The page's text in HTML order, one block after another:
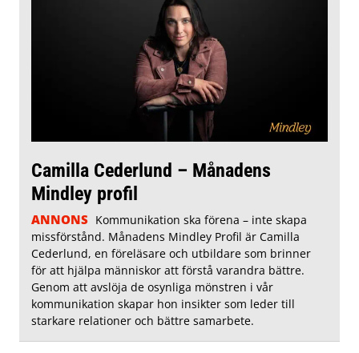
Camilla Cederlund – Månadens
Mindley profil
ANNONS Kommunikation ska förena – inte skapa
missförstånd. Månadens Mindley Profil är Camilla
Cederlund, en föreläsare och utbildare som brinner
för att hjälpa människor att förstå varandra bättre.
Genom att avslöja de osynliga mönstren i vår
kommunikation skapar hon insikter som leder till
starkare relationer och bättre samarbete.